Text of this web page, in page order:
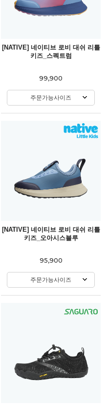
[NATIVE] 네이티브 로비 대쉬 리틀
키즈_스펙트럼
99,900
주문가능사이즈
[NATIVE] 네이티브 로비 대쉬 리틀
키즈_오아시스블루
95,900
주문가능사이즈